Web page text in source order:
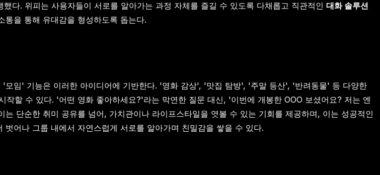
다. 위피는 사용자들이 서로를 알아가는 과정 자체를 즐길 수 있도록 다채롭고 직관적인 대화 솔루션
을 통해 유대감을 형성하도록 돕는다.
임' 기능은 이러한 아이디어에 기반한다. '영화 감상', '맛집 탐방', '주말 등산', '반려동물' 등 다양한
할 수 있다. '어떤 영화 좋아하세요?'라는 막연한 질문 대신, '이번에 개봉한 OOO 보셨어요? 저는 엔
단순한 취미 공유를 넘어, 가치관이나 라이프스타일을 엿볼 수 있는 기회를 제공하며, 이는 성공적인
어나 그룹 내에서 자연스럽게 서로를 알아가며 친밀감을 쌓을 수 있다.